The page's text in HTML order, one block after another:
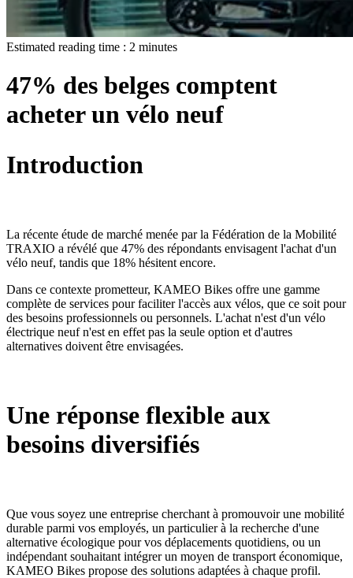
Estimated reading time : 2 minutes
47% des belges comptent
acheter un vélo neuf
Introduction
La récente étude de marché menée par la Fédération de la Mobilité
TRAXIO a révélé que 47% des répondants envisagent l'achat d'un
vélo neuf, tandis que 18% hésitent encore.
Dans ce contexte prometteur, KAMEO Bikes offre une gamme
complète de services pour faciliter l'accès aux vélos, que ce soit pour
des besoins professionnels ou personnels. L'achat n'est d'un vélo
électrique neuf n'est en effet pas la seule option et d'autres
alternatives doivent être envisagées.
Une réponse flexible aux
besoins diversifiés
Que vous soyez une entreprise cherchant à promouvoir une mobilité
durable parmi vos employés, un particulier à la recherche d'une
alternative écologique pour vos déplacements quotidiens, ou un
indépendant souhaitant intégrer un moyen de transport économique,
KAMEO Bikes propose des solutions adaptées à chaque profil.